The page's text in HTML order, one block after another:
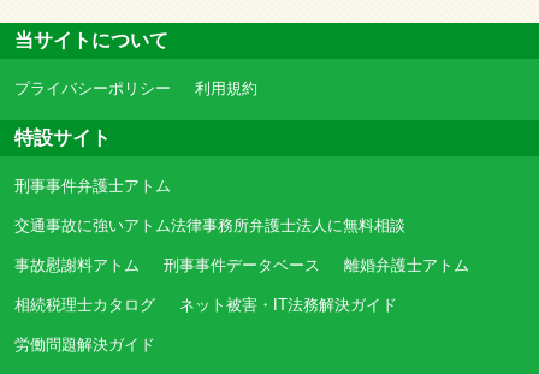
当サイトについて
プライバシーポリシー 利用規約
特設サイト
刑事事件弁護士アトム
交通事故に強いアトム法律事務所弁護士法人に無料相談
事故慰謝料アトム 刑事事件データベース 離婚弁護士アトム
相続税理士カタログ ネット被害・IT法務解決ガイド
労働問題解決ガイド